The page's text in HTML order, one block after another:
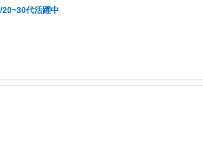
20~30代活躍中